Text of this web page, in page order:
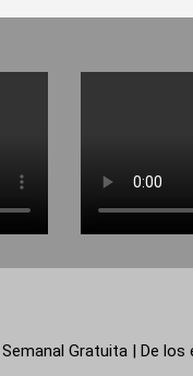
Semanal Gratuita | De